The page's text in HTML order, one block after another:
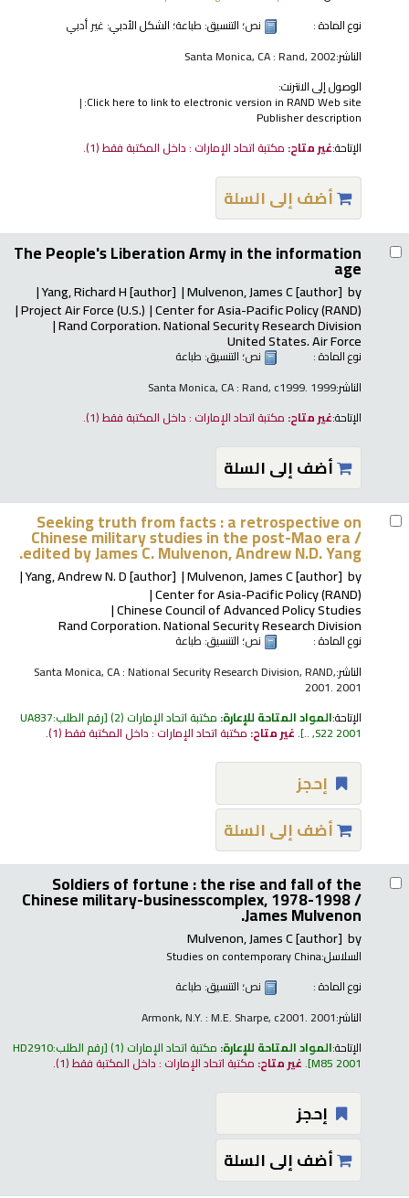
نوع المادة :
نص؛ التنسيق: طباعة؛ الشكل الأدبي: غير أدبي
الناشر:Santa Monica, CA : Rand, 2002
الوصول إلى الانترنت:
Click here to link to electronic version in RAND Web site:
Publisher description
الإتاحة:غير متاح: مكتبة اتحاد الإمارات : داخل المكتبة فقط(1).
أضف إلى السلة
The People's Liberation Army in the information
age
by
Mulvenon, James C[author]
Yang, Richard H[author]
Center for Asia-Pacific Policy (RAND)
Project Air Force (U.S.)
Rand Corporation. National Security Research Division
United States. Air Force
نوع المادة : نص؛ التنسيق: طباعة
الناشر:Santa Monica, CA : Rand, c1999. 1999
الإتاحة:غير متاح: مكتبة اتحاد الإمارات : داخل المكتبة فقط(1).
أضف إلى السلة
Seeking truth from facts : a retrospective on
Chinese military studies in the post-Mao era /
edited by James C. Mulvenon, Andrew N.D. Yang.
by
Mulvenon, James C[author]
Yang, Andrew N. D[author]
Center for Asia-Pacific Policy (RAND)
Chinese Council of Advanced Policy Studies
Rand Corporation. National Security Research Division
نوع المادة : نص؛ التنسيق: طباعة
الناشر:Santa Monica, CA : National Security Research Division, RAND,
2001. 2001
الإتاحة:المواد المتاحة للإعارة: مكتبة اتحاد الإمارات (2) رقم الطلب:UA837
S22 2001, ..
.غير متاح:مكتبة اتحاد الإمارات : داخل المكتبة فقط(1).
إحجز
أضف إلى السلة
Soldiers of fortune : the rise and fall of the
Chinese military-businesscomplex, 1978-1998 /
James Mulvenon.
by
Mulvenon, James C[author]
السلاسل:Studies on contemporary China
نوع المادة :
نص؛ التنسيق: طباعة
الناشر:Armonk, N.Y. : M.E. Sharpe, c2001. 2001
الإتاحة:المواد المتاحة للإعارة: مكتبة اتحاد الإمارات (1) رقم الطلب:HD2910
M85 2001
.غير متاح: مكتبة اتحاد الإمارات : داخل المكتبة فقط(1).
إحجز
أضف إلى السلة